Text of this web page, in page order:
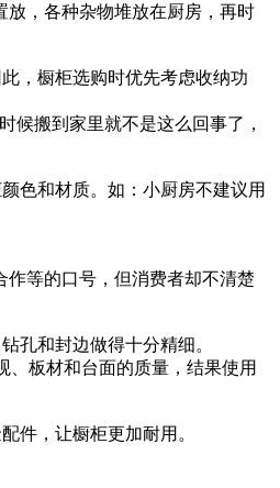
，各种杂物堆放在厨房，再时
，橱柜选购时优先考虑收纳功
候搬到家里就不是这么回事了，
色和材质。如：小厨房不建议用
作等的口号，但消费者却不清楚
孔和封边做得十分精细。
板材和台面的质量，结果使用
件，让橱柜更加耐用。